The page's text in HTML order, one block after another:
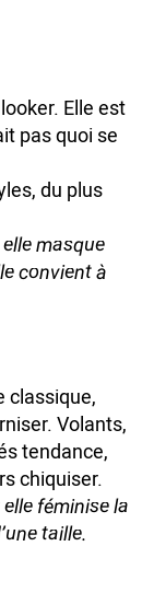
Elle est
pas quoi se
du plus
masque
convient à
classique,
Volants,
tendance,
chiquiser.
féminise la
taille.